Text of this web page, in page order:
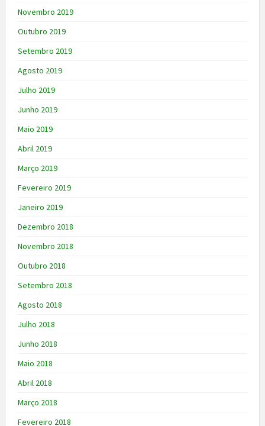
Novembro 2019
Outubro 2019
Setembro 2019
Agosto 2019
Julho 2019
Junho 2019
Maio 2019
Abril 2019
Março 2019
Fevereiro 2019
Janeiro 2019
Dezembro 2018
Novembro 2018
Outubro 2018
Setembro 2018
Agosto 2018
Julho 2018
Junho 2018
Maio 2018
Abril 2018
Março 2018
Fevereiro 2018